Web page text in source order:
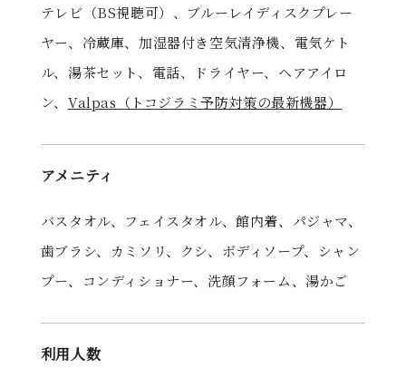
テレビ（BS視聴可）、ブルーレイディスクプレー
ヤー、冷蔵庫、加湿器付き空気清浄機、電気ケト
ル、湯茶セット、電話、ドライヤー、ヘアアイロ
ン、 Valpas（トコジラミ予防対策の最新機器）
アメニティ
バスタオル、フェイスタオル、館内着、パジャマ、
歯ブラシ、カミソリ、クシ、ボディソープ、シャン
プー、コンディショナー、洗顔フォーム、湯かご
利用人数